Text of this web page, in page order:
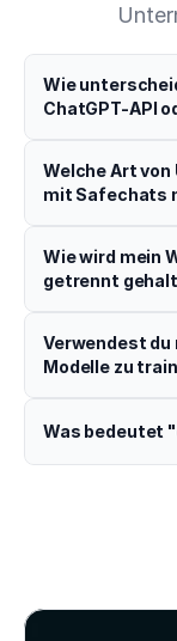
Wie
ChatGPT-API
Welche Art
mit Safechats
Wie wird mein
getrennt
Verwendest du
Modelle zu
Was bedeutet